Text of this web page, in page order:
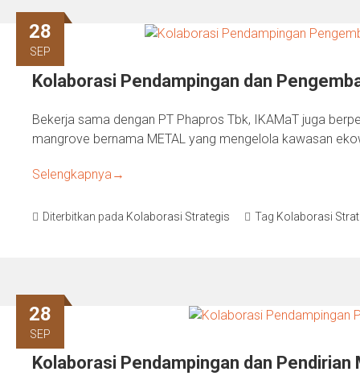
28
SEP
Kolaborasi Pendampingan dan
Bekerja sama dengan PT Phapros Tbk, IKAMaT juga
mangrove bernama METAL yang mengelola kawasan
Selengkapnya →
Diterbitkan pada Kolaborasi Strategis Tag Kolaborasi
28
SEP
Kolaborasi Pendampingan dan Pendirian